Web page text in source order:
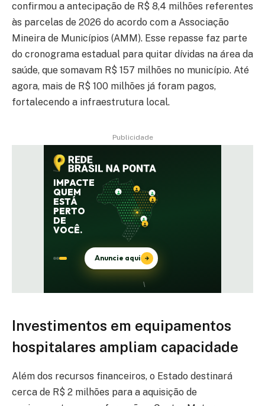
confirmou a antecipação de R$ 8,4 milhões referentes
às parcelas de 2026 do acordo com a Associação
Mineira de Municípios (AMM). Esse repasse faz parte
do cronograma estadual para quitar dívidas na área da
saúde, que somavam R$ 157 milhões no município. Até
agora, mais de R$ 100 milhões já foram pagos,
fortalecendo a infraestrutura local.
Publicidade
Investimentos em equipamentos
hospitalares ampliam capacidade
Além dos recursos financeiros, o Estado destinará
cerca de R$ 2 milhões para a aquisição de